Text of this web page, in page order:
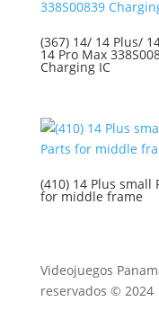
(367) 14/ 14 Plus/
14 Pro Max
Charging IC
(410) 14 Plus small
for middle frame
Videojuegos
reservados © 2024